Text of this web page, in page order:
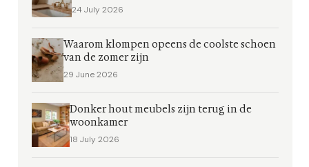
24 July 2026
Waarom klompen opeens de coolste schoen
van de zomer zijn
29 June 2026
Donker hout meubels zijn terug in de
woonkamer
18 July 2026